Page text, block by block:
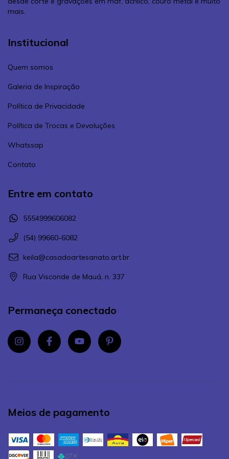
mais.
Institucional
Quem somos
Galeria de Inspiração
Política de Privacidade
Política de Trocas e Devoluções
Whatssap
Contato
Entre em contato
5554999606082
(54) 99660-6082
keila@casadoartesanato.art.br
Rua Visconde de Mauá, n. 337
Permaneça conectado
Meios de pagamento